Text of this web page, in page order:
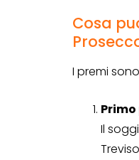
Cosa
I premi
Il